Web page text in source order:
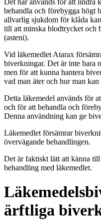
behandla och förebygga högt
allvarlig sjukdom för klåda
till att minska blodtrycket och
(asteni).
Vid läkemedlet Atarax
biverkningar. Det är inte bara
men för att kunna hantera
vad man äter och hur man
Detta läkemedel används för
och för att behandla och
Denna användning kan ge
Läkemedlet försämrar
övervägande behandlingen.
Det är faktiskt lätt att känna
behandling med läkemedlet.
ärftliga